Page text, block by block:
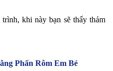
khi này bạn sẽ thấy thảm
Phấn Rôm Em Bé